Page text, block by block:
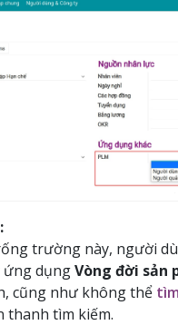
trường này, người
ứng dụngVòng đời sản
cũng như không thể
thanh tìm kiếm.